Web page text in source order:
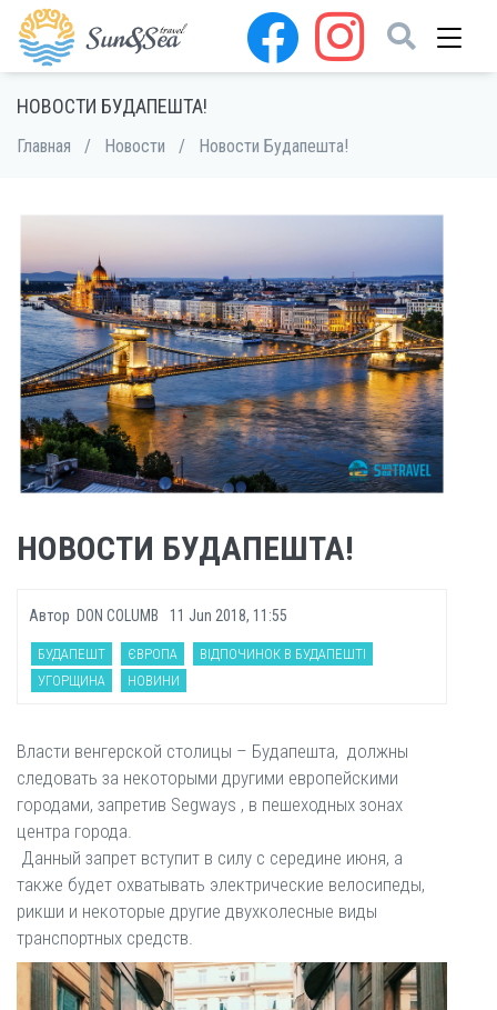
НОВОСТИ БУДАПЕШТА!
Главная / Новости / Новости Будапешта!
НОВОСТИ БУДАПЕШТА!
Автор DON COLUMB 11 Jun 2018, 11:55
БУДАПЕШТ ЄВРОПА
ВІДПОЧИНОК В БУДАПЕШТІ
УГОРЩИНА
НОВИНИ
Власти венгерской столицы – Будапешта, должны
следовать за некоторыми другими европейскими
городами, запретив Segways , в пешеходных зонах
центра города.
Данный запрет вступит в силу с середине июня, а
также будет охватывать электрические велосипеды,
рикши и некоторые другие двухколесные виды
транспортных средств.